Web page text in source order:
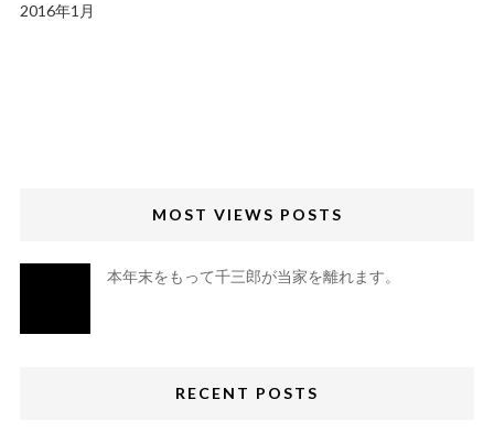
2016年1月
MOST VIEWS POSTS
本年末をもって千三郎が当家を離れます。
RECENT POSTS